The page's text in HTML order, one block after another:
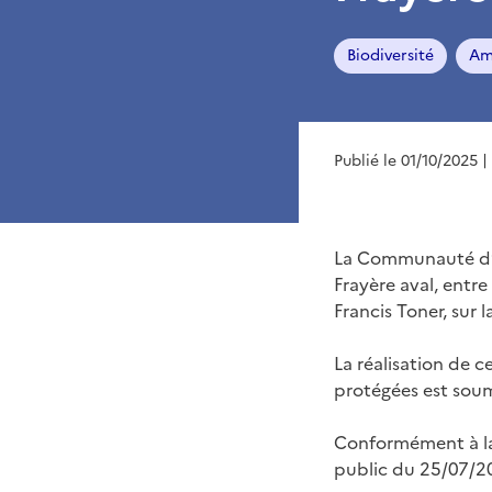
Biodiversité
Publié le 01/10/2025 |
La Communauté
Frayère aval,
Francis Toner, sur
La réalisation de
protégées est
Conformément à
public du 25/07/